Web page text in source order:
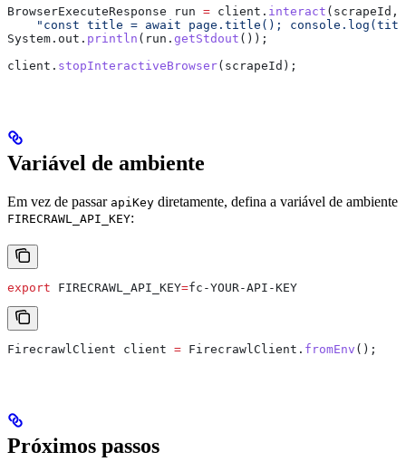
BrowserExecuteResponse run = client . interact (scrapeId,
"const title = await page.title();
System . out . println ( run . getStdout ());
client . stopInteractiveBrowser(scrapeId);
Variável de ambiente
Em vez de passar apiKey diretamente, defina a variável de ambiente
FIRECRAWL_API_KEY:
export FIRECRAWL_API_KEY=fc-YOUR-API-KEY
FirecrawlClient client = FirecrawlClient . fromEnv ();
Próximos passos